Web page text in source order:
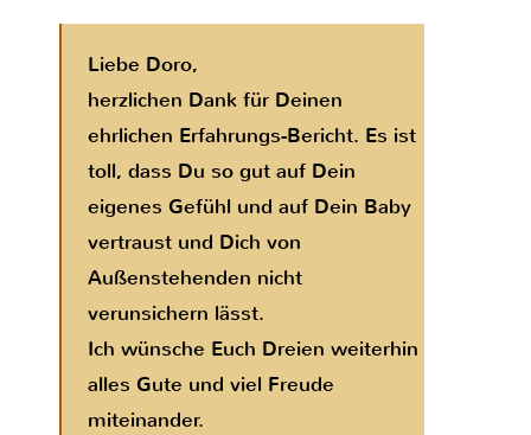
Liebe Doro,
herzlichen Dank für Deinen
ehrlichen Erfahrungs-Bericht. Es ist
toll, dass Du so gut auf Dein
eigenes Gefühl und auf Dein Baby
vertraust und Dich von
Außenstehenden nicht
verunsichern lässt.
Ich wünsche Euch Dreien weiterhin
alles Gute und viel Freude
miteinander.